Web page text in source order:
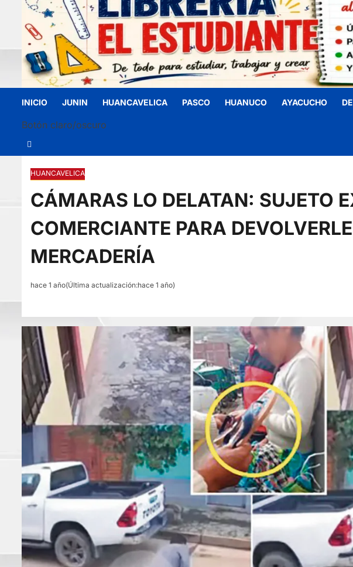
INICIO JUNIN HUANCAVELICA PASCO HUANUCO AYACUCHO
Botón claro/oscuro
HUANCAVELICA
CÁMARAS LO DELATAN: SUJETO
COMERCIANTE PARA
MERCADERÍA
hace 1 año(Última actualización:hace 1 año)